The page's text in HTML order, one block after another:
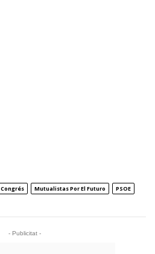
Congrés Mutualistas Por El Futuro
PSOE
- Publicitat -